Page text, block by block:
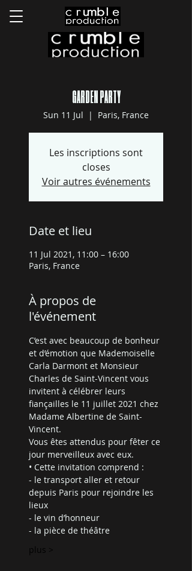
GARDEN PARTY
Sun 11 Jul
  |
Paris, France
Les inscriptions sont
closes
Voir autres événements
Date et lieu
11 Jul 2021, 11:00 – 16:00
Paris, France
À propos de
l'événement
C’est avec beaucoup de bonheur
et d’émotion que Mademoiselle
Carla Darmont et Monsieur
Charles de Saint-Vincent vous
invitent à célébrer leurs
fiançailles le 11 juillet 2021 chez
Madame Albertine de Saint-
Vincent.
Vous êtes attendus pour fêter ce
jour merveilleux avec eux.
• Cette invitation comprend :
- le transport aller et retour
depuis Paris pour rejoindre les
lieux
- le vin d’honneur
- la pièce de théâtre
plus >